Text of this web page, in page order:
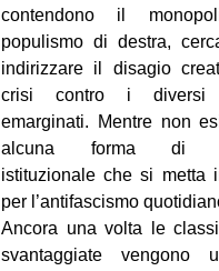
REPRESSIONE
STUDENTI
CULTURE
CINEMA
MANIFESTI
MUSICA
contendono il
populismo di destra,
indirizzare il disagio
crisi contro i
emarginati. Mentre non
alcuna forma di
istituzionale che si metta
per l’antifascismo
Ancora una volta le
svantaggiate vengono